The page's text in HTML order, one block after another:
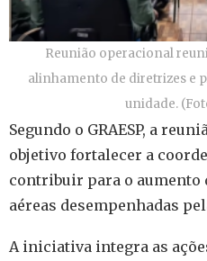
Reunião operacional
alinhamento de diretrizes e
unidade.
Segundo o GRAESP, a
objetivo fortalecer a
contribuir para o aumento
aéreas desempenhadas
A iniciativa integra as